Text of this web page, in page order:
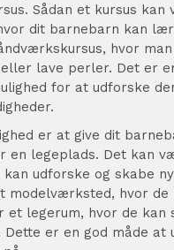
Sådan et kursus
dit barnebarn kan
hvor
lave perler. Det er
for at udforske
er at give dit
en legeplads. Det kan
udforske og skabe
modelværksted, hvor de
et legerum, hvor de kan
Dette er en god måde at